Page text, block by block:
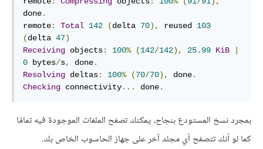
done.
remote: Total 142 (delta 70), reused 103
(delta 47)
Receiving objects: 100% (142/142), 25.99 KiB
0 bytes/s, done.
Resolving deltas: 100% (70/70), done.
Checking connectivity... done.
بمجرد نسخ المستودع بنجاح، يمكنك تصفح الملفات الموجودة فيه تمامًا
كما لو أنك تتصفح أي مجلد آخر على جهاز الحاسوب الخاص بك.